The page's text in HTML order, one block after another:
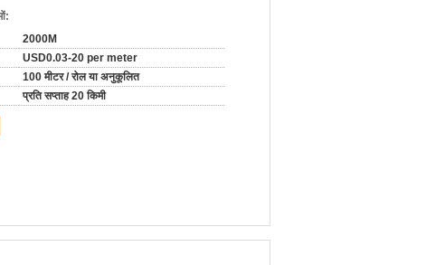
2000M
USD0.03-20 per meter
100 मीटर / रोल या अनुकूलित
प्रति सप्ताह 20 किमी